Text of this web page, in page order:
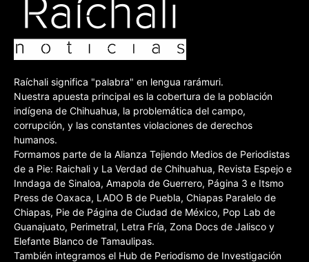
Raíchali significa "palabra" en lengua rarámuri.
Nuestra apuesta principal es la cobertura de la población
indígena de Chihuahua, la problemática del campo,
corrupción, y las constantes violaciones de derechos
humanos.
Formamos parte de la Alianza Tejiendo Medios de Periodistas
de a Pie: Raichali y La Verdad de Chihuahua, Revista Espejo e
Inndaga de Sinaloa, Amapola de Guerrero, Página 3 e Itsmo
Press de Oaxaca, LADO B de Puebla, Chiapas Paralelo de
Chiapas, Pie de Página de Ciudad de México, Pop Lab de
Guanajuato, Perimetral, Letra Fría, Zona Docs de Jalisco y
Elefante Blanco de Tamaulipas.
También integramos el Hub de Periodismo de Investigación